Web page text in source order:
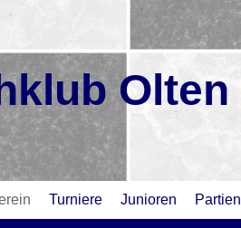
Olten
Turniere Junioren Partien